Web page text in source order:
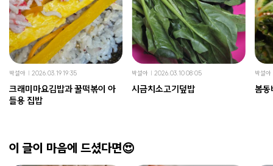
박설아 2026.03.19 19:35
크래미마요김밥과 꿀떡볶이 아
들용 집밥
박설아 2026.03.10 08:05
시금치소고기덮밥
박설아
봄동
이 글이 마음에 드셨다면😍